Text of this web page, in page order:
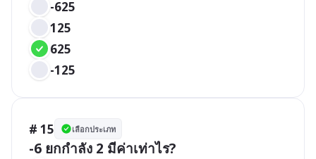
-625
125
625
-125
# 15 เลือกประเภท
-6 ยกกำลัง 2 มีค่าเท่าไร?